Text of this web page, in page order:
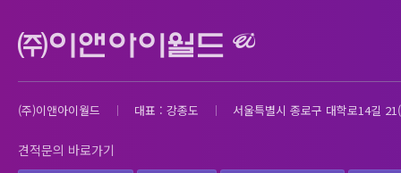
(주)이앤아이월드 대표 : 강종도 서울특별시 종로구 대학로14길
견적문의 바로가기